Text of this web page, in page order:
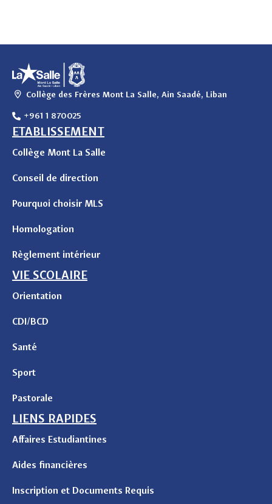
Collège des Frères Mont La Salle, Ain Saadé, Liban
+961 1 870025
ETABLISSEMENT
Collège Mont La Salle
Conseil de direction
Pourquoi choisir MLS
Homologation
Règlement intérieur
VIE SCOLAIRE
Orientation
CDI/BCD
Santé
Sport
Pastorale
LIENS RAPIDES
Affaires Estudiantines
Aides financières
Inscription et Documents Requis